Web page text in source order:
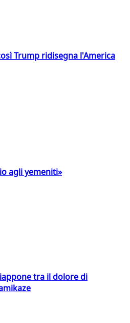
Trump ridisegna l'America
agli yemeniti»
tra il dolore di